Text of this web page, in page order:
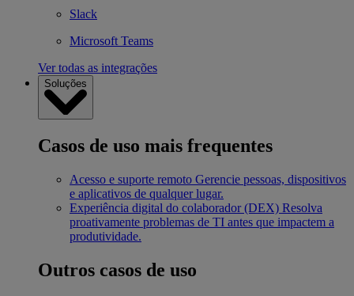
Slack
Microsoft Teams
Ver todas as integrações
Soluções
Casos de uso mais frequentes
Acesso e suporte remoto Gerencie pessoas, dispositivos
e aplicativos de qualquer lugar.
Experiência digital do colaborador (DEX) Resolva
proativamente problemas de TI antes que impactem a
produtividade.
Outros casos de uso